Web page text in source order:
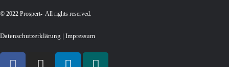
© 2022 Prospert- All rights reserved.
Datenschutzerklärung | Impressum